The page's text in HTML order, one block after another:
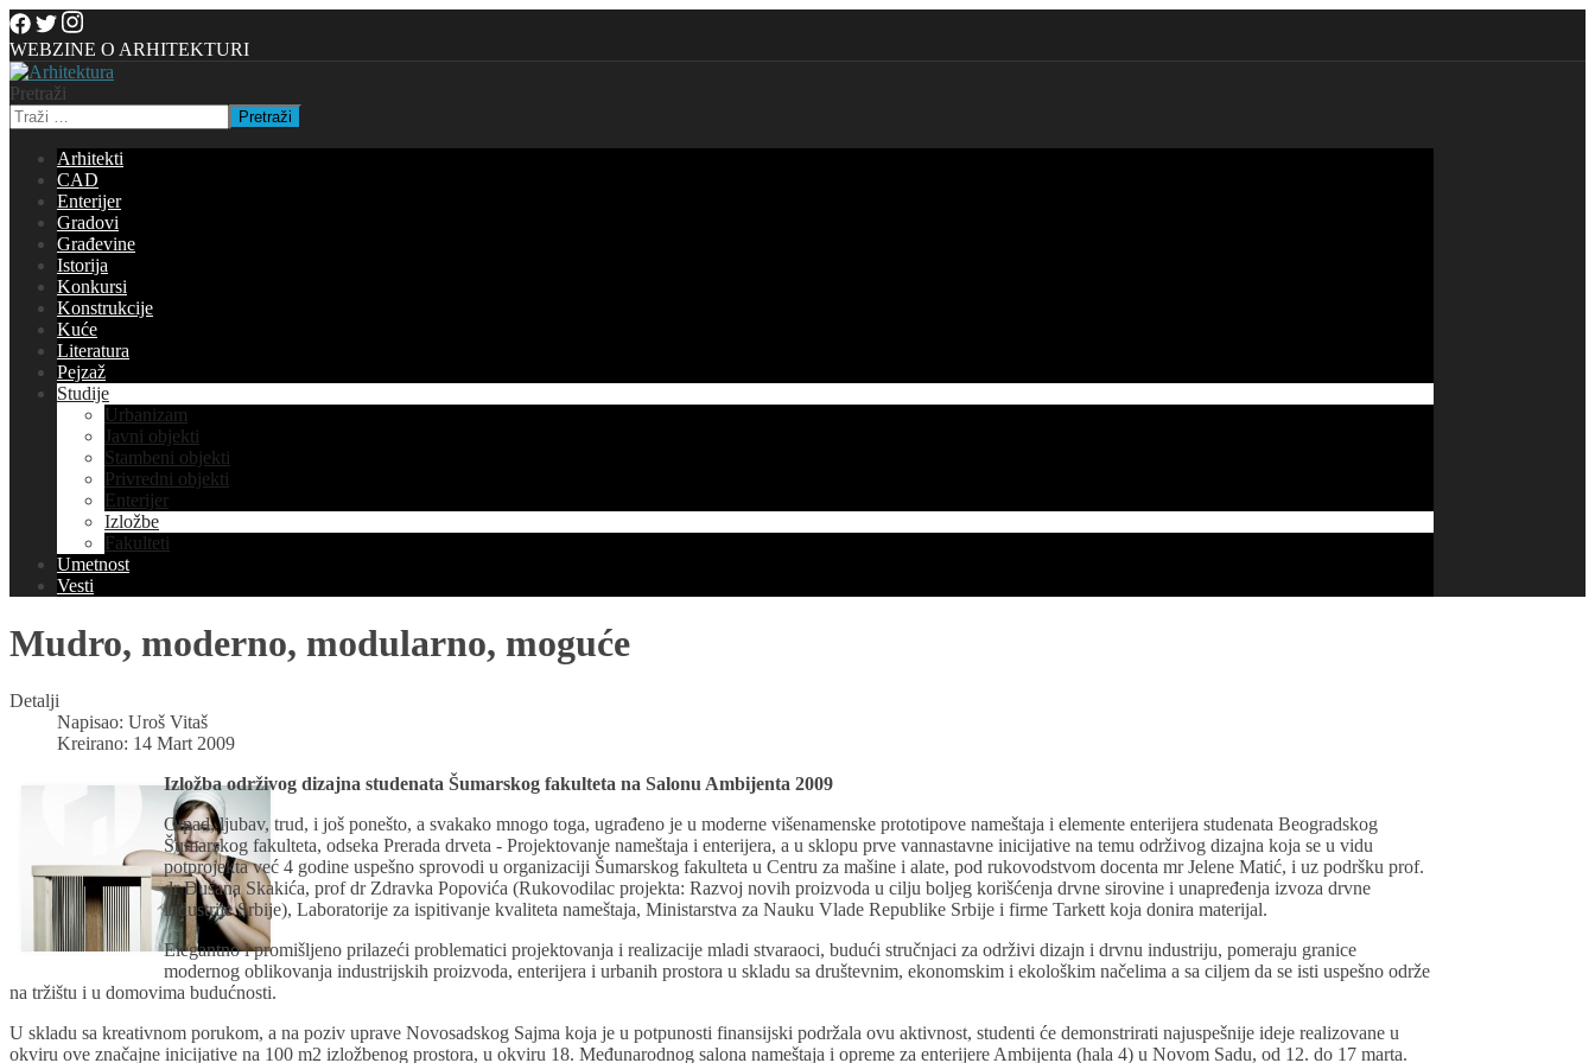
WEBZINE O ARHITEKTURI
Pretraži
Pretraži
Arhitekti
CAD
Enterijer
Gradovi
Građevine
Istorija
Konkursi
Konstrukcije
Kuće
Literatura
Pejzaž
Studije
Urbanizam
Javni objekti
Stambeni objekti
Privredni objekti
Enterijer
Izložbe
Fakulteti
Umetnost
Vesti
Mudro, moderno, modularno, moguće
Detalji
Napisao: Uroš Vitaš
Kreirano: 14 Mart 2009
Izložba održivog dizajna studenata Šumarskog fakulteta na Salonu Ambijenta 2009
Otpad, ljubav, trud, i još ponešto, a svakako mnogo toga, ugrađeno je u moderne višenamenske prototipove nameštaja i elemente enterijera studenata Beogradskog
Šumarskog fakulteta, odseka Prerada drveta - Projektovanje nameštaja i enterijera, a u sklopu prve vannastavne inicijative na temu održivog dizajna koja se u vidu
potprojekta već 4 godine uspešno sprovodi u organizaciji Šumarskog fakulteta u Centru za mašine i alate, pod rukovodstvom docenta mr Jelene Matić, i uz podršku prof.
dr Dušana Skakića, prof dr Zdravka Popovića (Rukovodilac projekta: Razvoj novih proizvoda u cilju boljeg korišćenja drvne sirovine i unapređenja izvoza drvne
industrije Srbije), Laboratorije za ispitivanje kvaliteta nameštaja, Ministarstva za Nauku Vlade Republike Srbije i firme Tarkett koja donira materijal.
Elegantno i promišljeno prilazeći problematici projektovanja i realizacije mladi stvaraoci, budući stručnjaci za održivi dizajn i drvnu industriju, pomeraju granice
modernog oblikovanja industrijskih proizvoda, enterijera i urbanih prostora u skladu sa društevnim, ekonomskim i ekološkim načelima a sa ciljem da se isti uspešno održe
na tržištu i u domovima budućnosti.
U skladu sa kreativnom porukom, a na poziv uprave Novosadskog Sajma koja je u potpunosti finansijski podržala ovu aktivnost, studenti će demonstrirati najuspešnije ideje realizovane u
okviru ove značajne inicijative na 100 m2 izložbenog prostora, u okviru 18. Međunarodnog salona nameštaja i opreme za enterijere Ambijenta (hala 4) u Novom Sadu, od 12. do 17 marta.